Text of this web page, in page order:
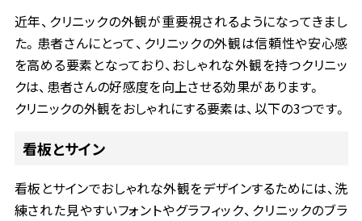
近年、クリニックの外観が重要視されるようになってきまし
た。患者さんにとって、クリニックの外観は信頼性や安心感
を高める要素となっており、おしゃれな外観を持つクリニッ
クは、患者さんの好感度を向上させる効果があります。
クリニックの外観をおしゃれにする要素は、以下の3つです。
看板とサイン
看板とサインでおしゃれな外観をデザインするためには、洗
練された見やすいフォントやグラフィック、クリニックのブラ